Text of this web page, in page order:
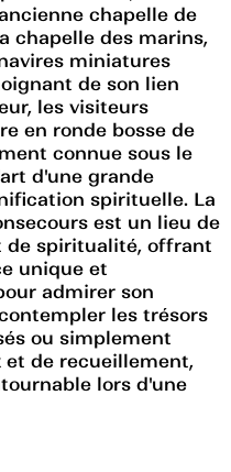
chapelle de
chapelle des marins,
miniatures
de son lien
les visiteurs
en ronde bosse de
connue sous le
d'une grande
spirituelle. La
est un lieu de
spiritualité, offrant
unique et
admirer son
les trésors
ou simplement
de recueillement,
lors d'une